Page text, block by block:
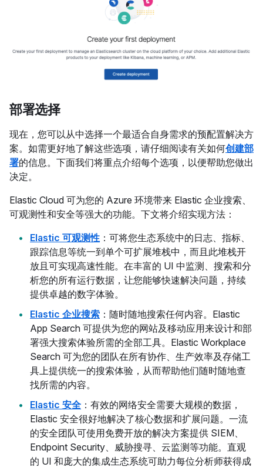
部署选择
现在，您可以从中选择一个最适合自身需求的预配置解决方
案。如需更好地了解这些选项，请仔细阅读有关如何创建部
署的信息。下面我们将重点介绍每个选项，以便帮助您做出
决定。
Elastic Cloud 可为您的 Azure 环境带来 Elastic 企业搜索、
可观测性和安全等强大的功能。下文将介绍实现方法：
Elastic 可观测性 ：可将您生态系统中的日志、指标、
跟踪信息等统一到单个可扩展堆栈中，而且此堆栈开
放且可实现高速性能。在丰富的 UI 中监测、搜索和分
析您的所有运行数据，让您能够快速解决问题，持续
提供卓越的数字体验。
Elastic 企业搜索 ：随时随地搜索任何内容。Elastic
App Search 可提供为您的网站及移动应用来设计和部
署强大搜索体验所需的全部工具。Elastic Workplace
Search 可为您的团队在所有协作、生产效率及存储工
具上提供统一的搜索体验，从而帮助他们随时随地查
找所需的内容。
Elastic 安全 ：有效的网络安全需要大规模的数据，
Elastic 安全很好地解决了核心数据和扩展问题。一流
的安全团队可使用免费开放的解决方案提供 SIEM、
Endpoint Security、威胁搜寻、云监测等功能。直观
的 UI 和庞大的集成生态系统可助力每位分析师获得成